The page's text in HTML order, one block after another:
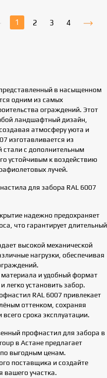
1 2 3 4
в насыщенном
одним из самых
ограждений. Этот
ландшафтный дизайн,
атмосферу уюта и
изготавливается из
стали с дополнительным
устойчивым к воздействию
лучей.
для забора RAL 6007
надежно предохраняет
что гарантирует длительный
высокой механической
нагрузки, обеспечивая
и удобный формат
легко установить забор.
RAL 6007 привлекает
оттенком, сохраняя
срока эксплуатации.
профнастил для забора в
в Астане предлагает
выгодным ценам.
поставщика и создайте
вашего участка.